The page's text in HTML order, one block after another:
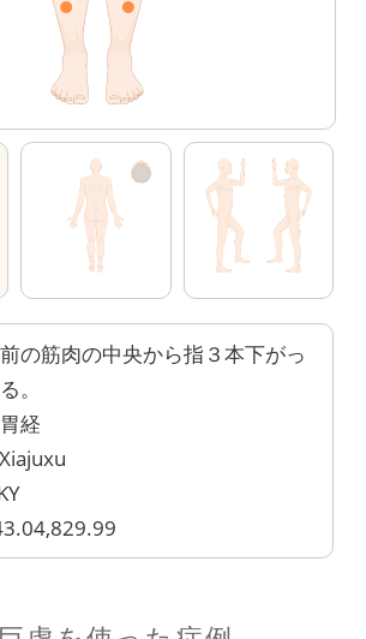
の筋肉の中央から指３本下がっ
。
経